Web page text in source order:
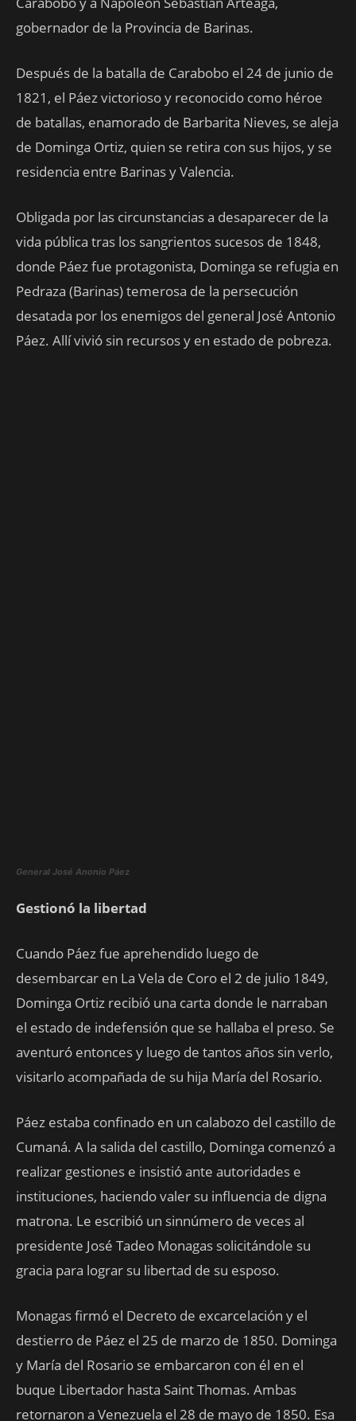
gobernador de la Provincia de Barinas.
Después de la batalla de Carabobo el 24 de junio de
1821, el Páez victorioso y reconocido como héroe
de batallas, enamorado de Barbarita Nieves, se aleja
de Dominga Ortiz, quien se retira con sus hijos, y se
residencia entre Barinas y Valencia.
Obligada por las circunstancias a desaparecer de la
vida pública tras los sangrientos sucesos de 1848,
donde Páez fue protagonista, Dominga se refugia en
Pedraza (Barinas) temerosa de la persecución
desatada por los enemigos del general José Antonio
Páez. Allí vivió sin recursos y en estado de pobreza.
General José Anonio Páez
Gestionó la libertad
Cuando Páez fue aprehendido luego de
desembarcar en La Vela de Coro el 2 de julio 1849,
Dominga Ortiz recibió una carta donde le narraban
el estado de indefensión que se hallaba el preso. Se
aventuró entonces y luego de tantos años sin verlo,
visitarlo acompañada de su hija María del Rosario.
Páez estaba confinado en un calabozo del castillo de
Cumaná. A la salida del castillo, Dominga comenzó a
realizar gestiones e insistió ante autoridades e
instituciones, haciendo valer su influencia de digna
matrona. Le escribió un sinnúmero de veces al
presidente José Tadeo Monagas solicitándole su
gracia para lograr su libertad de su esposo.
Monagas firmó el Decreto de excarcelación y el
destierro de Páez el 25 de marzo de 1850. Dominga
y María del Rosario se embarcaron con él en el
buque Libertador hasta Saint Thomas. Ambas
retornaron a Venezuela el 28 de mayo de 1850. Esa